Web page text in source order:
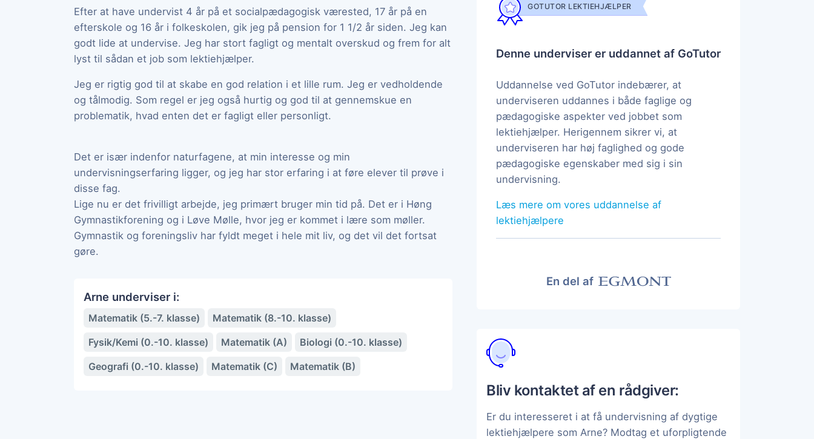
Efter at have undervist 4 år på et socialpædagogisk værested, 17 år på en
efterskole og 16 år i folkeskolen, gik jeg på pension for 1 1/2 år siden. Jeg kan
godt lide at undervise. Jeg har stort fagligt og mentalt overskud og frem for alt
lyst til sådan et job som lektiehjælper.
Jeg er rigtig god til at skabe en god relation i et lille rum. Jeg er vedholdende
og tålmodig. Som regel er jeg også hurtig og god til at gennemskue en
problematik, hvad enten det er fagligt eller personligt.
Det er især indenfor naturfagene, at min interesse og min
undervisningserfaring ligger, og jeg har stor erfaring i at føre elever til prøve i
disse fag.
Lige nu er det frivilligt arbejde, jeg primært bruger min tid på. Det er i Høng
Gymnastikforening og i Løve Mølle, hvor jeg er kommet i lære som møller.
Gymnastik og foreningsliv har fyldt meget i hele mit liv, og det vil det fortsat
gøre.
Arne underviser i:
Matematik (5.-7. klasse)
Matematik (8.-10. klasse)
Fysik/Kemi (0.-10. klasse)
Matematik (A)
Biologi (0.-10. klasse)
Geografi (0.-10. klasse)
Matematik (C) Matematik (B)
GOTUTOR LEKTIEHJÆLPER
Denne underviser er uddannet af GoTutor
Uddannelse ved GoTutor indebærer, at
underviseren uddannes i både faglige og
pædagogiske aspekter ved jobbet som
lektiehjælper. Herigennem sikrer vi, at
underviseren har høj faglighed og gode
pædagogiske egenskaber med sig i sin
undervisning.
Læs mere om vores uddannelse af
lektiehjælpere
En del af
Bliv kontaktet af en rådgiver:
Er du interesseret i at få undervisning af dygtige
lektiehjælpere som Arne? Modtag et uforpligtende